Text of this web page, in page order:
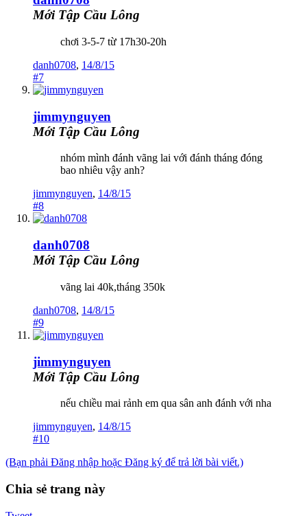
Mới Tập Cầu Lông
chơi 3-5-7 từ 17h30-20h
danh0708, 14/8/15
#7
jimmynguyen
Mới Tập Cầu Lông
nhóm mình đánh vãng lai với đánh tháng đóng
bao nhiêu vậy anh?
jimmynguyen, 14/8/15
#8
danh0708
Mới Tập Cầu Lông
vãng lai 40k,tháng 350k
danh0708, 14/8/15
#9
jimmynguyen
Mới Tập Cầu Lông
nếu chiều mai rảnh em qua sân anh đánh với nha
jimmynguyen, 14/8/15
#10
(Bạn phải Đăng nhập hoặc Đăng ký để trả lời bài viết.)
Chia sẻ trang này